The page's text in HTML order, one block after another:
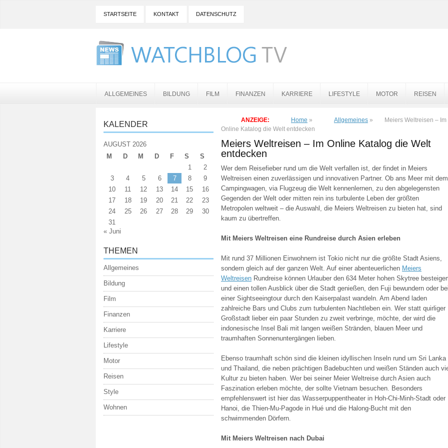
STARTSEITE KONTAKT DATENSCHUTZ
ALLGEMEINES BILDUNG FILM FINANZEN KARRIERE LIFESTYLE MOTOR REISEN
ANZEIGE: Home » Allgemeines »
Meiers Weltreisen – Im
Online Katalog die Welt entdecken
Meiers Weltreisen – Im Online Katalog die Welt
entdecken
Wer dem Reisefieber rund um die Welt verfallen ist, der findet in Meiers
Weltreisen einen zuverlässigen und innovativen Partner. Ob ans Meer mit dem
Campingwagen, via Flugzeug die Welt kennenlernen, zu den abgelegensten
Gegenden der Welt oder mitten rein ins turbulente Leben der größten
Metropolen weltweit – die Auswahl, die Meiers Weltreisen zu bieten hat, sind
kaum zu übertreffen.
Mit Meiers Weltreisen eine Rundreise durch Asien erleben
Mit rund 37 Millionen Einwohnern ist Tokio nicht nur die größte Stadt Asiens,
sondern gleich auf der ganzen Welt. Auf einer abenteuerlichen Meiers
Weltreisen Rundreise können Urlauber den 634 Meter hohen Skytree
und einen tollen Ausblick über die Stadt genießen, den Fuji bewundern oder bei
einer Sightseeingtour durch den Kaiserpalast wandeln. Am Abend laden
zahlreiche Bars und Clubs zum turbulenten Nachtleben ein. Wer statt quirliger
Großstadt lieber ein paar Stunden zu zweit verbringe, möchte, der wird die
indonesische Insel Bali mit langen weißen Stränden, blauen Meer und
traumhaften Sonnenuntergängen lieben.
Ebenso traumhaft schön sind die kleinen idyllischen Inseln rund um Sri Lanka
und Thailand, die neben prächtigen Badebuchten und weißen Ständen auch
Kultur zu bieten haben. Wer bei seiner Meier Weltreise durch Asien auch
Faszination erleben möchte, der sollte Vietnam besuchen. Besonders
empfehlenswert ist hier das Wasserpuppentheater in Hoh-Chi-Minh-Stadt oder
Hanoi, die Thien-Mu-Pagode in Hué und die Halong-Bucht mit den
schwimmenden Dörfern.
Mit Meiers Weltreisen nach Dubai
KALENDER
AUGUST 2026
M
D M D F S
S
1
2
3
4 5 6 7 8
9
10
11 12 13 14 15
16
17
18 19 20 21 22
23
24
25 26 27 28 29
30
31
« Juni
THEMEN
Allgemeines
Bildung
Film
Finanzen
Karriere
Lifestyle
Motor
Reisen
Style
Wohnen